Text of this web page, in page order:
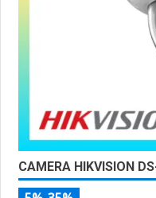
CAMERA HIKVISION